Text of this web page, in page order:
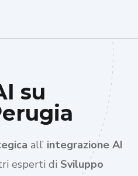
su
all’ integrazione AI
esperti di Sviluppo